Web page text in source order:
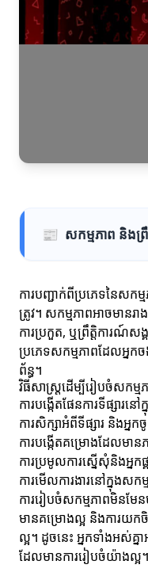
📰 សកម្មភាព និងព្
ការបញ្ជាក់ពីប្រភេទនៃសក
ត្រូវ។ សកម្មភាពអាចមានរ
ការប្រកួត, ឬព្រឹត្តិការណ៍សង្
ប្រភេទសកម្មភាពដែលអ្នក
ព័ន្ធ។
វិធីសាស្ត្រដើម្បីរៀបចំសកម្ម
ការបង្កើតផែនការទីផ្សារន
ការសិក្សាអំពីទីផ្សារ និងអ្នក
ការបង្កើតគម្រោងដែលមា
ការប្រមូលការស្នើសុំនិងអ្នកផ្
ការមើលការងារនៅក្នុងសកម្
ការរៀបចំសកម្មភាពមិនមែ
មានគម្រោងល្អ និងការយក
ល្អ។ ដូចនេះ អ្នកទាំងអស់គ្
ដែលមានការរៀបចំយ៉ាងល្អ។